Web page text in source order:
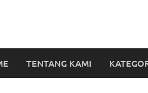
TENTANG KAMI